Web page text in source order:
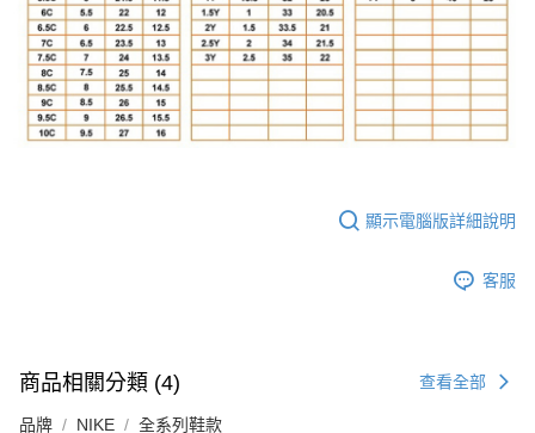
顯示電腦版詳細說明
客服
商品相關分類 (4) 查看全部
品牌 NIKE 全系列鞋款